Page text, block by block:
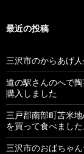
最近の投稿
三沢市のからあげ
道の駅さんのへで
購入しました
三戸郡南部町苫米
を買って食べました
三沢市のおばちゃ